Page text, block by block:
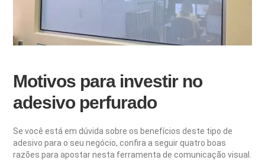
Motivos para investir no
adesivo perfurado
Se você está em dúvida sobre os benefícios deste tipo de
adesivo para o seu negócio, confira a seguir quatro boas
razões para apostar nesta ferramenta de comunicação visual.